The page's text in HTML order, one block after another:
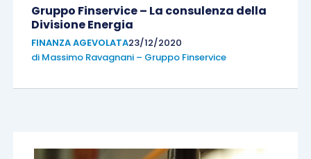
Gruppo Finservice – La consulenza della
Divisione Energia
FINANZA AGEVOLATA23/12/2020
di Massimo Ravagnani – Gruppo Finservice